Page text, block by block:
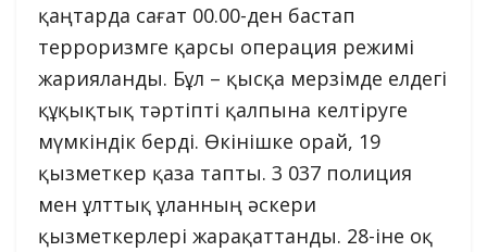
қаңтарда сағат 00.00-ден бастап
терроризмге қарсы операция режимі
жарияланды. Бұл – қысқа мерзімде елдегі
құқықтық тәртіпті қалпына келтіруге
мүмкіндік берді. Өкінішке орай, 19
қызметкер қаза тапты. 3 037 полиция
мен ұлттық ұланның әскери
қызметкерлері жарақаттанды. 28-іне оқ